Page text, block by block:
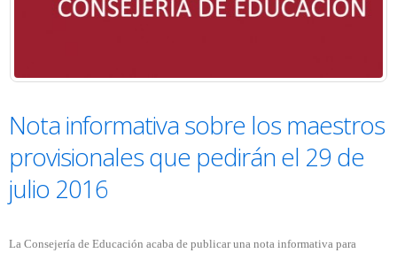
Nota informativa sobre los maestros
provisionales que pedirán el 29 de
julio 2016
La Consejería de Educación acaba de publicar una nota informativa para